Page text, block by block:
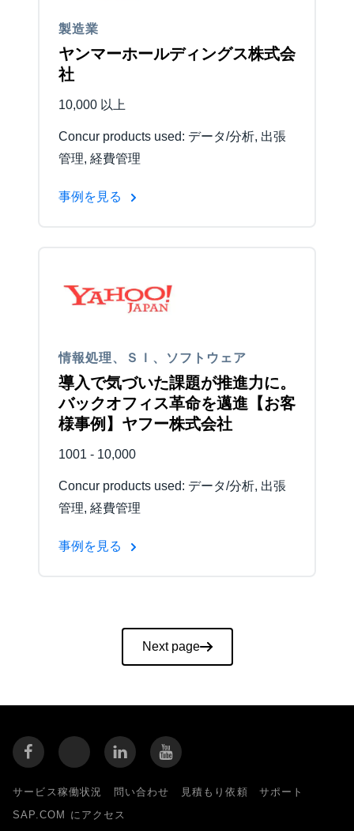
製造業
ヤンマーホールディングス株式会
社
10,000 以上
Concur products used: データ/分析, 出張
管理, 経費管理
事例を見る
情報処理、ＳＩ、ソフトウェア
導入で気づいた課題が推進力に。
バックオフィス革命を邁進【お客
様事例】ヤフー株式会社
1001 - 10,000
Concur products used: データ/分析, 出張
管理, 経費管理
事例を見る
Next page
サービス稼働状況 問い合わせ 見積もり依頼
サポート
SAP.COM にアクセス